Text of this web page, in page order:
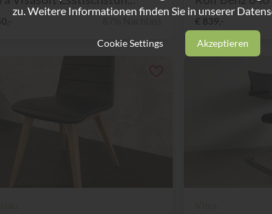
€ 839,-
zu. Weitere Informationen finden Sie in unserer
Cookie Settings Akzeptieren